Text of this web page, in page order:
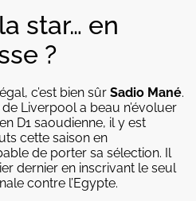
star… en
?
c’est bien sûr Sadio Mané.
Liverpool a beau n’évoluer
D1 saoudienne, il y est
cette saison en
de porter sa sélection. Il
dernier en inscrivant le seul
contre l’Egypte.